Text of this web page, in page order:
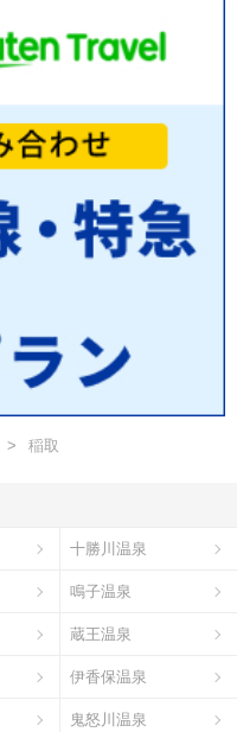
稲取
十勝川温泉
鳴子温泉
蔵王温泉
伊香保温泉
鬼怒川温泉